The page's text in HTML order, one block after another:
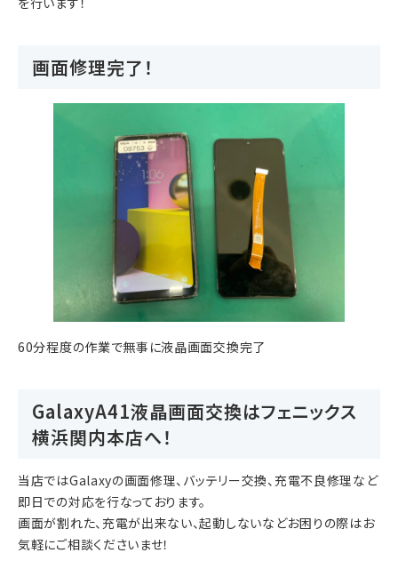
画面修理完了！
60分程度の作業で無事に液晶画面交換完了
GalaxyA41液晶画面交換はフェニックス
横浜関内本店へ！
当店ではGalaxyの画面修理、バッテリー交換、充電不良修理など
即日での対応を行なっております。
画面が割れた、充電が出来ない、起動しないなどお困りの際はお
気軽にご相談くださいませ！